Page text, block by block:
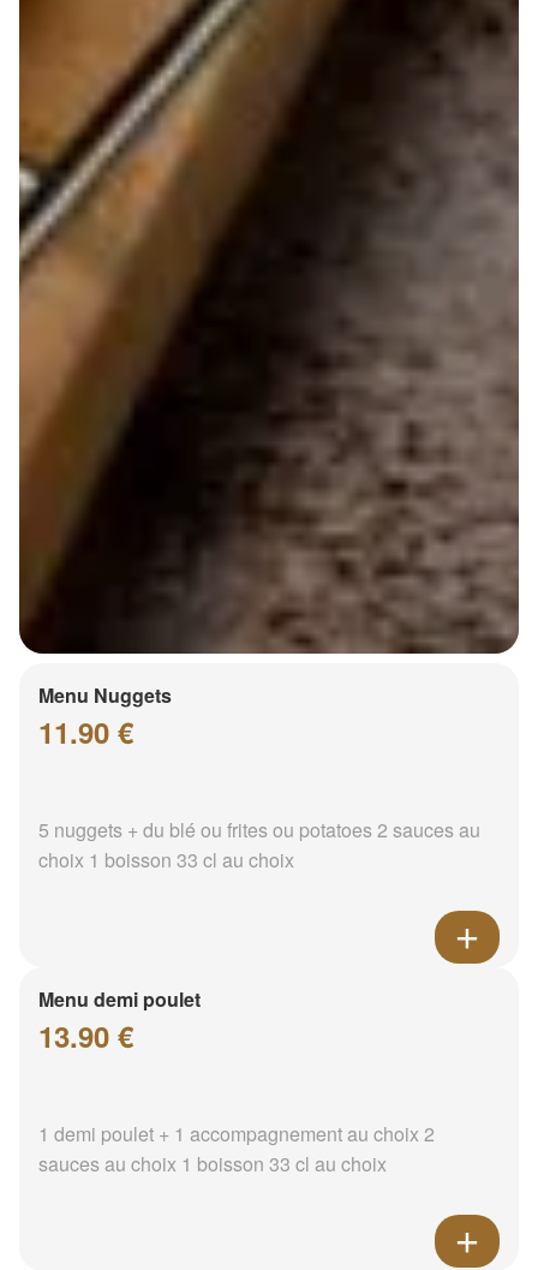
Menu Nuggets
11.90 €
5 nuggets + du blé ou frites ou potatoes 2 sauces au
choix 1 boisson 33 cl au choix
Menu demi poulet
13.90 €
1 demi poulet + 1 accompagnement au choix 2
sauces au choix 1 boisson 33 cl au choix